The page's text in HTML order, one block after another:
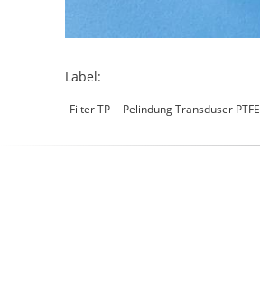
Label:
Filter TP Pelindung Transduser PTFE